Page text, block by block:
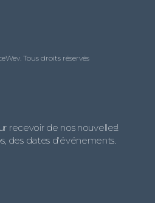
Tous droits réservés
recevoir de nos nouvelles!
des dates d'événements.